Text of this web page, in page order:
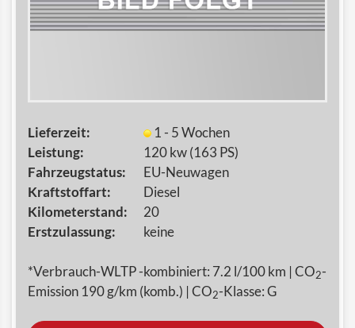
Lieferzeit:
Leistung:
Fahrzeugstatus:
Kraftstoffart:
Kilometerstand:
Erstzulassung:
1 - 5 Wochen
120 kw (163 PS)
EU-Neuwagen
Diesel
20
keine
*Verbrauch-WLTP -kombiniert: 7.2 l/100 km | CO2-
Emission 190 g/km (komb.) | CO2-Klasse: G